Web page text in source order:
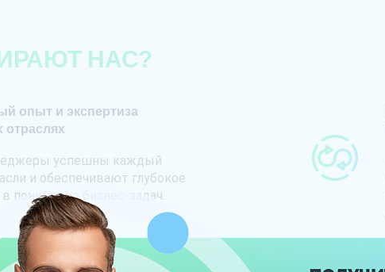
НАС?
опыт и экспертиза
отраслях
успешны каждый
и обеспечивают глубокое
понимание бизнес-задач.
школа продаж и сервиса